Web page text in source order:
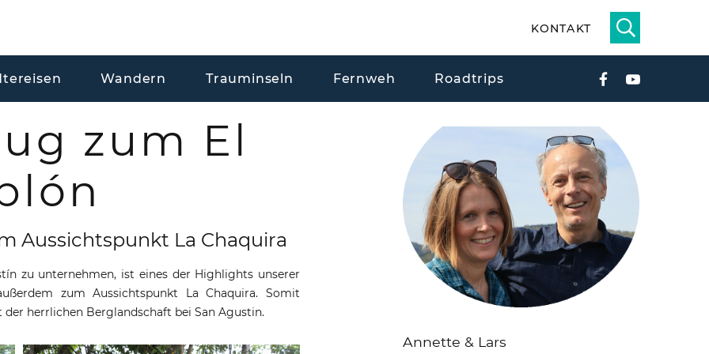
KONTAKT
Wandern Trauminseln Fernweh Roadtrips
zum El
Aussichtspunkt La Chaquira
zu unternehmen, ist eines der Highlights unserer
zum Aussichtspunkt La Chaquira. Somit
herrlichen Berglandschaft bei San Agustin.
Annette & Lars